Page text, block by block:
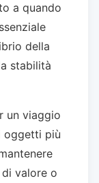
a quando
della
stabilità
un viaggio
oggetti più
valore o